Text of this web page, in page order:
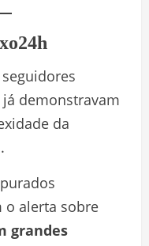
demonstravam
da
o alerta sobre
grandes